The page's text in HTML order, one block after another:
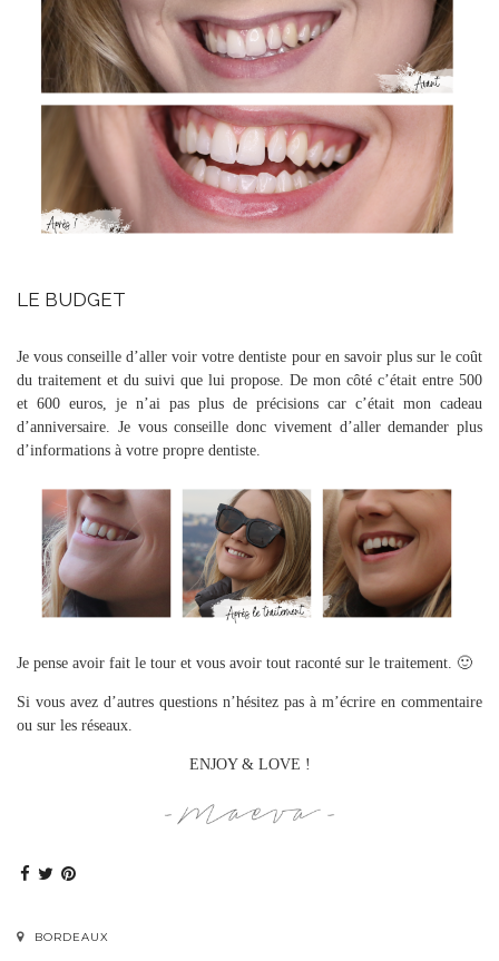
LE BUDGET
Je vous conseille d’aller voir votre dentiste pour en savoir plus sur le coût
du traitement et du suivi que lui propose. De mon côté c’était entre 500
et 600 euros, je n’ai pas plus de précisions car c’était mon cadeau
d’anniversaire. Je vous conseille donc vivement d’aller demander plus
d’informations à votre propre dentiste.
Je pense avoir fait le tour et vous avoir tout raconté sur le traitement. 🙂
Si vous avez d’autres questions n’hésitez pas à m’écrire en commentaire
ou sur les réseaux.
ENJOY & LOVE !
BORDEAUX